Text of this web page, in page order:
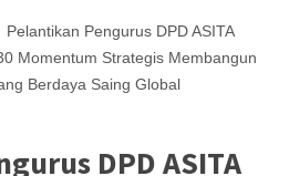
Pengurus DPD ASITA
Momentum Strategis Membangun
Berdaya Saing Global
DPD ASITA